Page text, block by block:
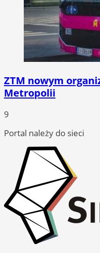
ZTM nowym
Metropolii
9
Portal należy do sieci